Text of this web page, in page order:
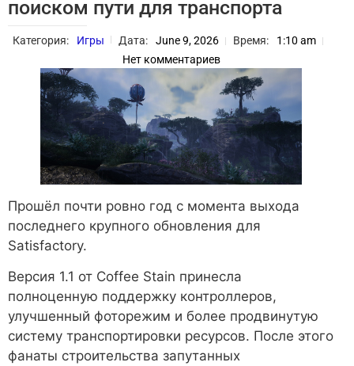
поиском пути для транспорта
Категория: Игры Дата: June 9, 2026 Время:
1:10 am
Нет комментариев
Прошёл почти ровно год с момента выхода
последнего крупного обновления для
Satisfactory.
Версия 1.1 от Coffee Stain принесла
полноценную поддержку контроллеров,
улучшенный фоторежим и более продвинутую
систему транспортировки ресурсов. После этого
фанаты строительства запутанных